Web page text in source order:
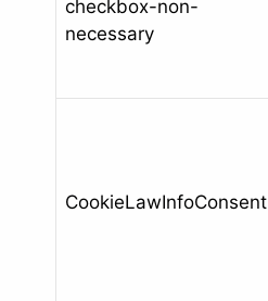
checkbox-non-
necessary
CookieLawInfoConsent